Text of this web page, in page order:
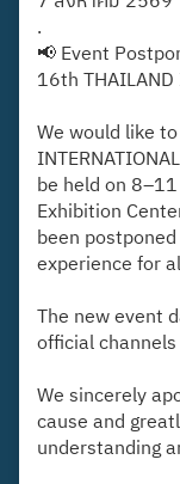
.
📢 Event
16th THAILAND
We would like
be held on
Exhibition
been
experience for
The new event
official
We sincerely
cause and
understanding